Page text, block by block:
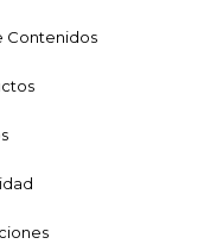
Contenidos